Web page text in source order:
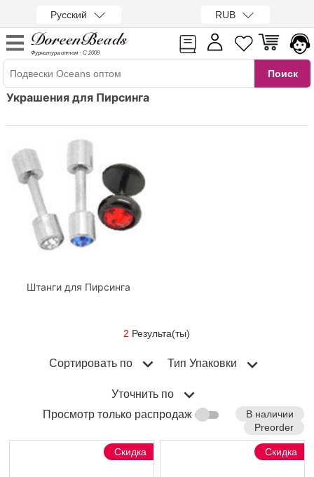
Русский RUB
Фурнитура оптом · С 2009
Украшения для Пирсинга
Штанги для Пирсинга
2 Результа(ты)
Сортировать по Тип Упаковки
Уточнить по
Просмотр только распродаж
В наличии
Preorder
Скидка Скидка